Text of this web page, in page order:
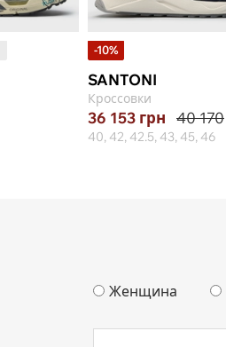
-10%
SANTONI
Кроссовки
36 153 грн 40 170
40, 42, 42.5, 43, 45, 46
Женщина